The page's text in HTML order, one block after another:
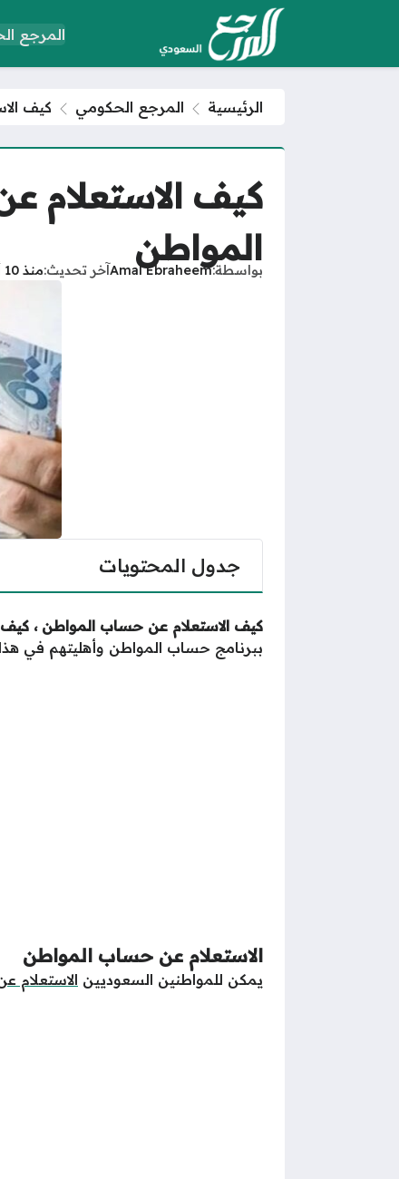
المرجع
الرئيسية المرجع الحكومي كيف
كيف الاستعلام
المواطن
بواسطةAmal Ebraheemآخر تحديث منذ 10 أشهر
جدول المحتويات
كيف الاستعلام عن حساب المواطن ،
ببرنامج حساب المواطن وأهليتهم في
الاستعلام عن حساب المواطن
يمكن للمواطنين السعوديين الاستعلام